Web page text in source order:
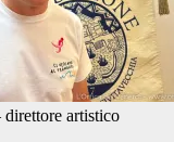
artistico